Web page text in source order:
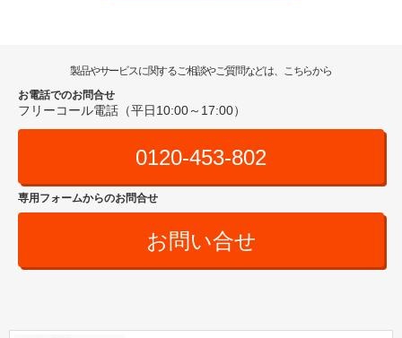
製品やサービスに関するご相談やご質問などは、こちらから
お電話でのお問合せ
フリーコール電話（平日10:00～17:00）
0120-453-802
専用フォームからのお問合せ
お問い合せ